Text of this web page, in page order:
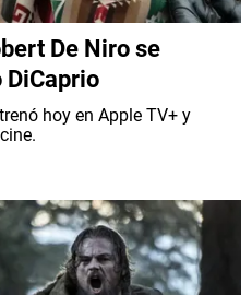
De Niro se
DiCaprio
hoy en Apple TV+ y